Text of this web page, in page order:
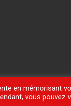
en mémorisant
vous pouvez